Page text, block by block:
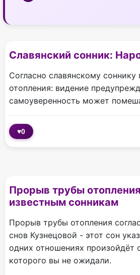
Славянский сонник:
Согласно славянскому
отопления: видение
самоуверенность может
♥0
Прорыв трубы
известным сонникам
Прорыв трубы отопления
снов Кузнецовой - этот сон
одних отношениях произойдёт
которого вы не ожидали.